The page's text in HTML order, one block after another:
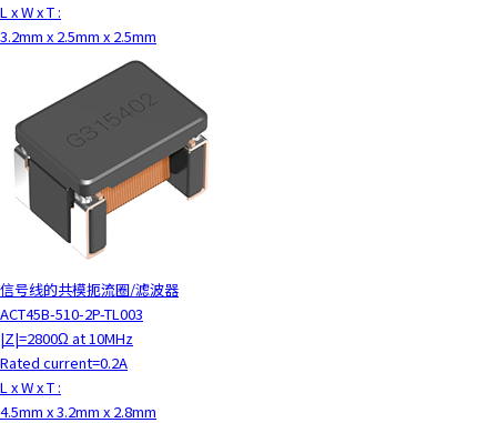
L x W x T :
3.2mm x 2.5mm x 2.5mm
信号线的共模扼流圈/滤波器
ACT45B-510-2P-TL003
|Z|=2800Ω at 10MHz
Rated current=0.2A
L x W x T :
4.5mm x 3.2mm x 2.8mm